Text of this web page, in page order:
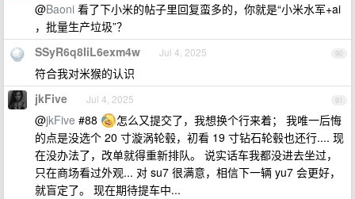
@Baoni 看了下小米的帖子里回复蛮多的，你就是“小米水军+ai
，批量生产垃圾”？
90
SSyR6q8IiL6exm4w Jul 4, 2025
符合我对米猴的认识
91
jkFive Jul 4, 2025
@jkFive #88
怎么又提交了，我想换个行来着； 我唯一后悔
的点是没选个 20 寸漩涡轮毂，初看 19 寸钻石轮毂也还行.... 现
在没办法了，改单就得重新排队。 说实话车我都没进去坐过，
只在商场看过外观... 对 su7 很满意，相信下一辆 yu7 会更好，
就盲定了。 现在期待提车中...